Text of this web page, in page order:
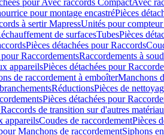
pour Avec raccords CompactAvec
pour montage encastréPièces
à sertir MapressUnités pour
de surfacesTubesPièces
Pièces détachées pour Raccords
RaccordementsRaccordements à
appareilsPièces détachées pour
de raccordement à emboîterManchons
RéductionsPièces de
Pièces détachées pour
de transition sur d'autres
appareilsCoudes de raccordementPièces
Manchons de raccordementSiphons